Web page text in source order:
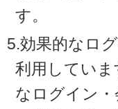
す。
5.効果的なロ
利用してい
なログイン